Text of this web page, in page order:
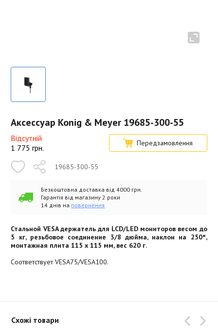
Аксессуар Konig & Meyer 19685-300-55
Відсутній
1 775 грн. Передзамовлення
19685-300-55
Безкоштовна доставка від 4000 грн.
Гарантія від магазину 2 роки
14 днів на повернення
Стальной VESA держатель для LCD/LED мониторов весом до
5 кг, резьбовое соединение 3/8 дюйма, наклон на 250°,
монтажная плита 115 x 115 мм, вес 620 г.
Соответствует VESA75/VESA100.
Схожі товари